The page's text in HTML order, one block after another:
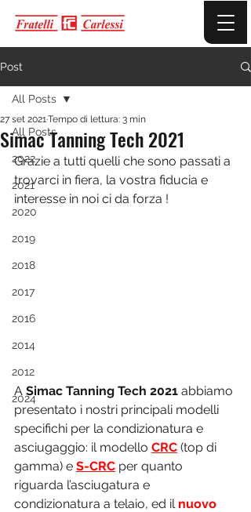
Post
All Posts
2022
2021
2020
2019
2018
2017
2016
2014
2012
2024
All Posts
Simac Tanning Tech 2021
27 set 2021Tempo di lettura: 3 min
Grazie a tutti quelli che sono passati a
trovarci in fiera, la vostra fiducia e
interesse in noi ci da forza !
A Simac Tanning Tech 2021 abbiamo
presentato i nostri principali modelli
specifichi per la condizionatura e
asciugaggio: il modello CRC (top di
gamma) e S-CRC per quanto
riguarda l’asciugatura e
condizionatura a telaio, ed il nuovo